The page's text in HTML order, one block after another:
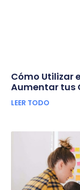
Cómo Utilizar
Aumentar tus
LEER TODO